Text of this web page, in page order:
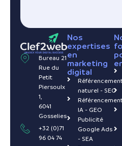
Bureau 21
Rue du
Petit
Piersoulx
1,
6041
Gosselies
+32 (0)71
96 04 74
Nos
expertises
en
marketing
digital
naturel - SEO
IA - GEO
Publicité
Google Ads
- SEA